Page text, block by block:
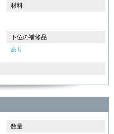
材料
下位の補修品
あり
数量